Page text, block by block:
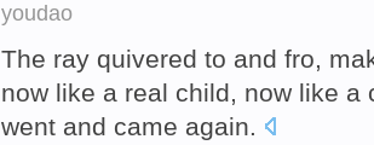
youdao
The ray quivered to and fro,
now like a real child, now like a
went and came again.